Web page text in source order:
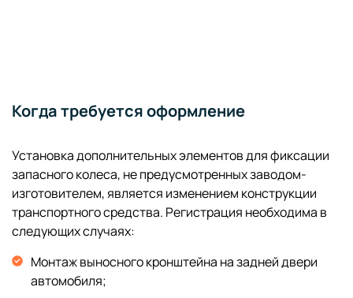
Когда требуется оформление
Установка дополнительных элементов для фиксации
запасного колеса, не предусмотренных заводом-
изготовителем, является изменением конструкции
транспортного средства. Регистрация необходима в
следующих случаях:
Монтаж выносного кронштейна на задней двери
автомобиля;